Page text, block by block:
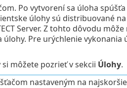
Po vytvorení sa úloha
úlohy sú distribuované
Server. Z tohto dôvodu
úlohy. Pre urýchlenie
môžete pozrieť v sekcii Úlohy.
nastaveným na